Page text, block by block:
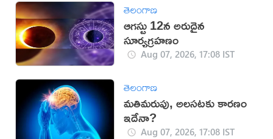
తెలంగాణ
ఆగస్టు 12న అరుదైన
సూర్యగ్రహణం
Aug 07, 2026, 17:08 IST
తెలంగాణ
మతిమరుపు, అలసటకు కారణం
ఇదేనా?
Aug 07, 2026, 17:08 IST